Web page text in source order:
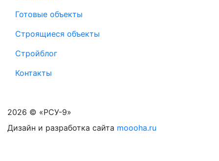
Готовые объекты
Строящиеся объекты
Стройблог
Контакты
2026 © «РСУ-9»
Дизайн и разработка сайта moooha.ru